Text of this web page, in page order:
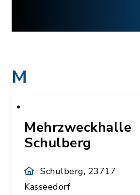
M
Mehrzweckhalle
Schulberg
Schulberg, 23717
Kasseedorf